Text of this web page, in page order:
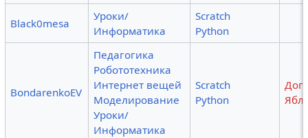
Black0mesa
Уроки/
Информатика
Scratch
Python
BondarenkoEV
Педагогика
Робототехника
Интернет вещей
Моделирование
Уроки/
Информатика
Scratch
Python